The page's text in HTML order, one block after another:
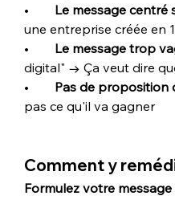
• Le message centré
une entreprise créée en
• Le message trop
digital" → Ça veut dire
• Pas de proposition
pas ce qu'il va gagner
Comment y
Formulez votre